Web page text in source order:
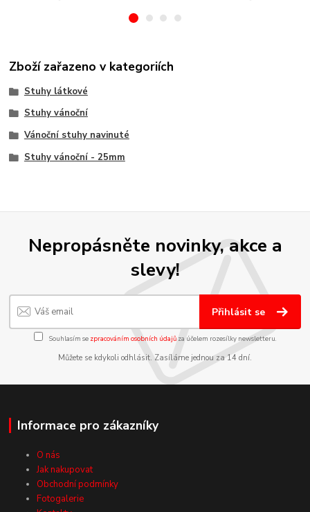
Zboží zařazeno v kategoriích
Stuhy látkové
Stuhy vánoční
Vánoční stuhy navinuté
Stuhy vánoční - 25mm
Nepropásněte novinky, akce a
slevy!
Přihlásit se
Souhlasím se zpracováním osobních údajůza účelem rozesílky newsletteru.
Můžete se kdykoli odhlásit. Zasíláme jednou za 14 dní.
Informace pro zákazníky
O nás
Jak nakupovat
Obchodní podmínky
Fotogalerie